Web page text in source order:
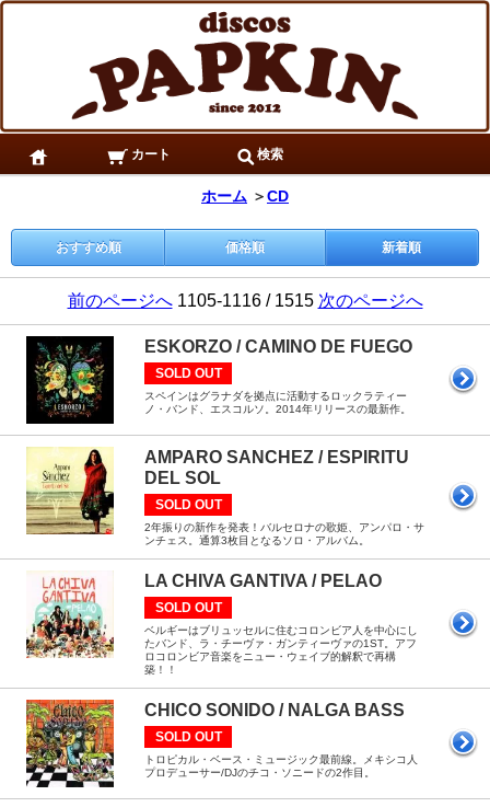
カート 検索
ホーム ＞CD
おすすめ順 価格順 新着順
前のページへ1105-1116 / 1515 次のページへ
ESKORZO / CAMINO DE FUEGO
SOLD OUT
スペインはグラナダを拠点に活動するロックラティー
ノ・バンド、エスコルソ。2014年リリースの最新作。
AMPARO SANCHEZ / ESPIRITU
DEL SOL
SOLD OUT
2年振りの新作を発表！バルセロナの歌姫、アンパロ・サ
ンチェス。通算3枚目となるソロ・アルバム。
LA CHIVA GANTIVA / PELAO
SOLD OUT
ベルギーはブリュッセルに住むコロンビア人を中心にし
たバンド、ラ・チーヴァ・ガンティーヴァの1ST。アフ
ロコロンビア音楽をニュー・ウェイブ的解釈で再構
築！！
CHICO SONIDO / NALGA BASS
SOLD OUT
トロピカル・ベース・ミュージック最前線。メキシコ人
プロデューサー/DJのチコ・ソニードの2作目。